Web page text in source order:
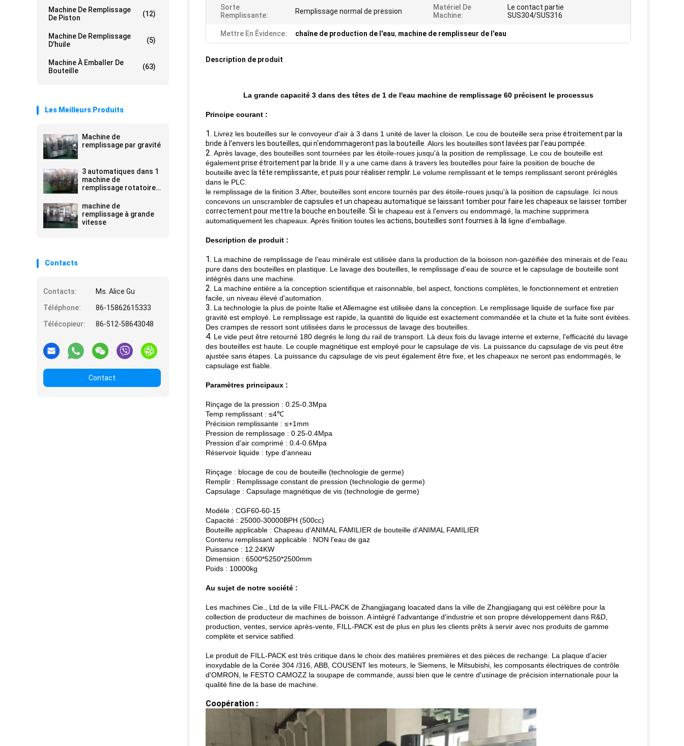
Machine De Remplissage
De Piston
(12)
Machine De Remplissage
D'huile
(5)
Machine À Emballer De
Bouteille
(63)
Les Meilleurs Produits
Machine de
remplissage par gravité
3 automatiques dans 1
machine de
remplissage rotatoire
bouteille d'ANIMAL
FAMILIER
machine de
remplissage à grande
vitesse
Contacts
Contacts:
Ms. Alice Gu
Téléphone:
86-15862615333
Télécopieur:
86-512-58643048
Contact
Sorte
Remplissante:
Remplissage normal de pression
Matériel De
Machine:
Le contact partie
SUS304/SUS316
Mettre En Évidence: chaîne de production de l'eau, machine de remplisseur de l'eau
Description de produit
La grande capacité 3 dans des têtes de 1 de l'eau machine de remplissage 60 précisent le processus
Principe courant :
1. Livrez les bouteilles sur le convoyeur d'air à 3 dans 1 unité de laver la cloison. Le cou de bouteille sera priseétroitement par la
bride à l'envers les bouteilles, qui n'endommageront pas la bouteille. Alors les bouteillessont lavées par l'eau pompée.
2. Après lavage, des bouteilles sont tournées par les étoile-roues jusqu'à la position de remplissage. Le cou de bouteille est
égalementprise étroitement par la bride. Il y a une came dans à travers les bouteilles pour faire la position de bouche de
bouteilleavec la tête remplissante, et puis pour réaliser remplir. Le volume remplissant et le temps remplissant seront préréglés
dans le PLC.
le remplissage de la finition 3.After, bouteilles sont encore tournés par des étoile-roues jusqu'à la position de capsulage. Ici nous
concevons un unscramblerde capsules et un chapeau automatique se laissant tomber pour faire les chapeaux se laisser tomber
correctement pour mettre la bouche en bouteille. Si le chapeau est à l'envers ou endommagé, la machine supprimera
automatiquement les chapeaux. Après finition toutes lesactions, bouteilles sont fournies à la ligne d'emballage.
Description de produit :
1. La machine de remplissage de l'eau minérale est utilisée dans la production de la boisson non-gazéifiée des minerais et de l'eau
pure dans des bouteilles en plastique. Le lavage des bouteilles, le remplissage d'eau de source et le capsulage de bouteille sont
intégrés dans une machine.
2. La machine entière a la conception scientifique et raisonnable, bel aspect, fonctions complètes, le fonctionnement et entretien
facile, un niveau élevé d'automation.
3. La technologie la plus de pointe Italie et Allemagne est utilisée dans la conception. Le remplissage liquide de surface fixe par
gravité est employé. Le remplissage est rapide, la quantité de liquide est exactement commandée et la chute et la fuite sont évitées.
Des crampes de ressort sont utilisées dans le processus de lavage des bouteilles.
4. Le vide peut être retourné 180 degrés le long du rail de transport. Là deux fois du lavage interne et externe, l'efficacité du lavage
des bouteilles est haute. Le couple magnétique est employé pour le capsulage de vis. La puissance du capsulage de vis peut être
ajustée sans étapes. La puissance du capsulage de vis peut également être fixe, et les chapeaux ne seront pas endommagés, le
capsulage est fiable.
Paramètres principaux :
Rinçage de la pression : 0.25-0.3Mpa
Temp remplissant : ≤4℃
Précision remplissante : ≤+1mm
Pression de remplissage : 0.25-0.4Mpa
Pression d'air comprimé : 0.4-0.6Mpa
Réservoir liquide : type d'anneau
Rinçage : blocage de cou de bouteille (technologie de germe)
Remplir : Remplissage constant de pression (technologie de germe)
Capsulage : Capsulage magnétique de vis (technologie de germe)
Modèle : CGF60-60-15
Capacité : 25000-30000BPH (500cc)
Bouteille applicable : Chapeau d'ANIMAL FAMILIER de bouteille d'ANIMAL FAMILIER
Contenu remplissant applicable : NON l'eau de gaz
Puissance : 12.24KW
Dimension : 6500*5250*2500mm
Poids : 10000kg
Au sujet de notre société :
Les machines Cie., Ltd de la ville FILL-PACK de Zhangjiagang loacated dans la ville de Zhangjiagang qui est célèbre pour la
collection de producteur de machines de boisson. A intégré l'advantange d'industrie et son propre développement dans R&D,
production, ventes, service après-vente, FILL-PACK est de plus en plus les clients prêts à servir avec nos produits de gamme
complète et service satified.
Le produit de FILL-PACK est très critique dans le choix des matières premières et des pièces de rechange. La plaque d'acier
inoxydable de la Corée 304 /316, ABB, COUSENT les moteurs, le Siemens, le Mitsubishi, les composants électriques de contrôle
d'OMRON, le FESTO CAMOZZ la soupape de commande, aussi bien que le centre d'usinage de précision internationale pour la
qualité fine de la base de machine.
Coopération :